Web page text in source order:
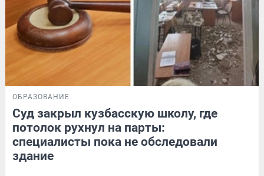
ОБРАЗОВАНИЕ
Суд закрыл кузбасскую школу, где
потолок рухнул на парты:
специалисты пока не обследовали
здание